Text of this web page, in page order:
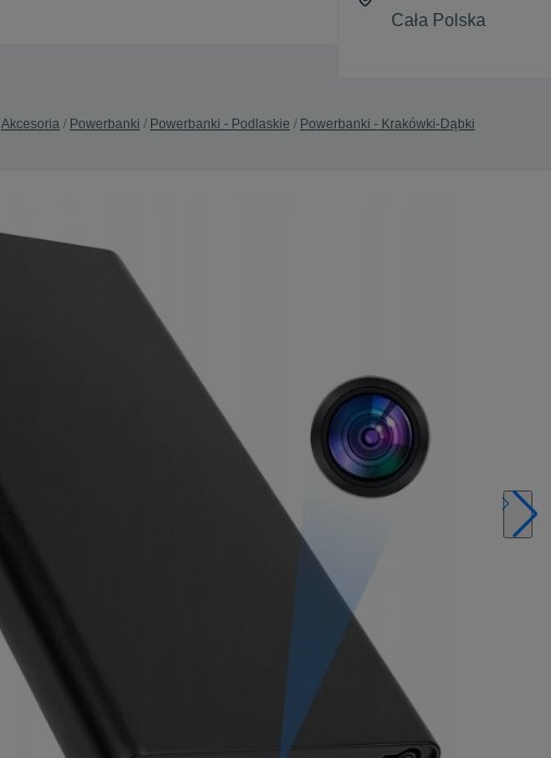
Akcesoria Powerbanki Powerbanki - Podlaskie Powerbanki - Krakówki-Dąbki